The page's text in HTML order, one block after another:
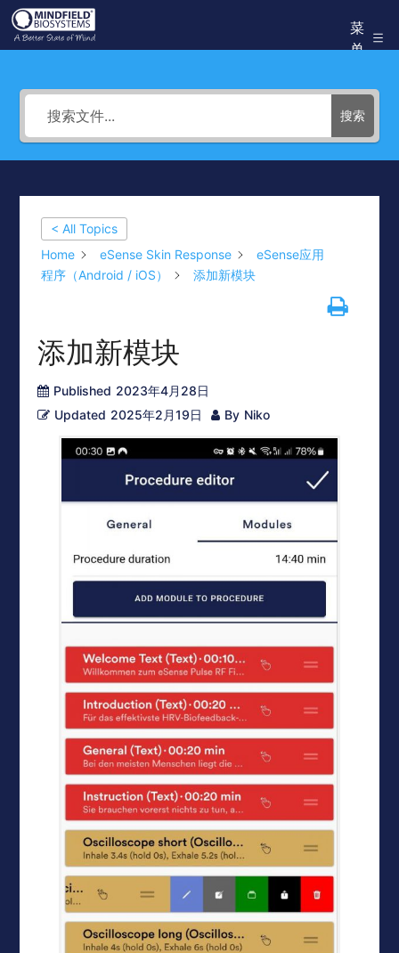
跳
至Mindfield
菜
单
搜索
< All Topics
Home
eSense Skin Response
eSense应用
程序（Android / iOS）
添加新模块
添加新模块
Published 2023年4月28日
Updated 2025年2月19日 By Niko